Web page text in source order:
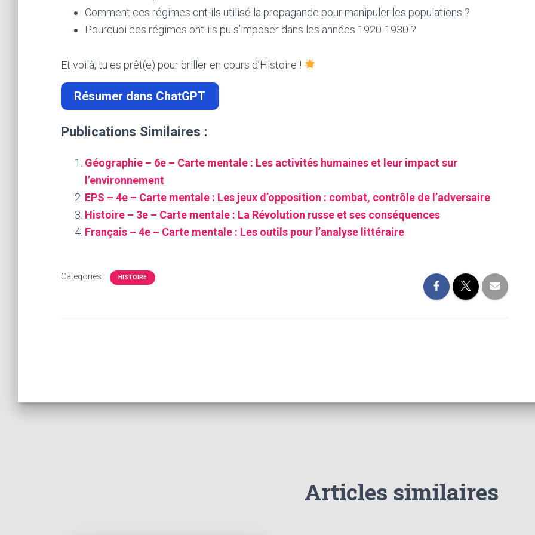
Comment ces régimes ont-ils utilisé la propagande pour manipuler les populations ?
Pourquoi ces régimes ont-ils pu s’imposer dans les années 1920-1930 ?
Et voilà, tu es prêt(e) pour briller en cours d’Histoire !
Résumer dans ChatGPT
Publications Similaires :
Géographie – 6e – Carte mentale : Les activités humaines et leur impact sur
l’environnement
EPS – 4e – Carte mentale : Les jeux d’opposition : combat, contrôle de l’adversaire
Histoire – 3e – Carte mentale : La Révolution russe et ses conséquences
Français – 4e – Carte mentale : Les outils pour l’analyse littéraire
Catégories : HISTOIRE
Articles similaires